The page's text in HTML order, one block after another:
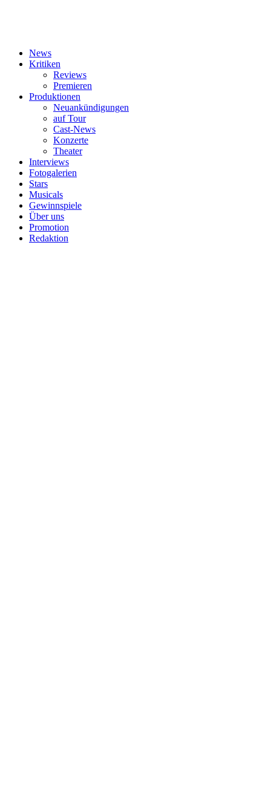
News
Kritiken
Reviews
Premieren
Produktionen
Neuankündigungen
auf Tour
Cast-News
Konzerte
Theater
Interviews
Fotogalerien
Stars
Musicals
Gewinnspiele
Über uns
Promotion
Redaktion